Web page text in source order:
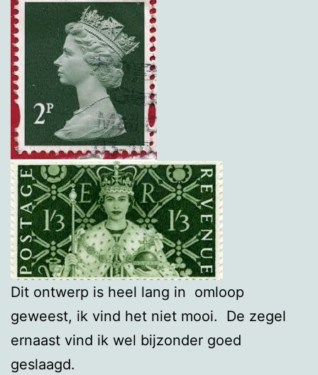
Dit ontwerp is heel lang in omloop
geweest, ik vind het niet mooi. De zegel
ernaast vind ik wel bijzonder goed
geslaagd.